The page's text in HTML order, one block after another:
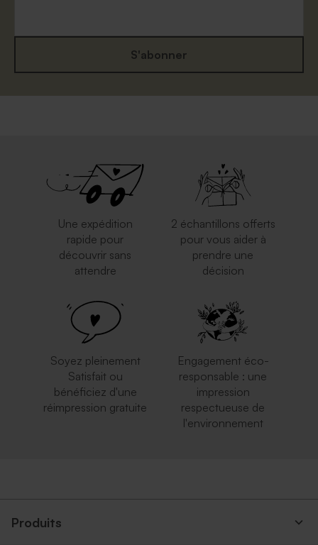
S'abonner
Une expédition
rapide pour
découvrir sans
attendre
2 échantillons offerts
pour vous aider à
prendre une
décision
Soyez pleinement
Satisfait ou
bénéficiez d'une
réimpression gratuite
Engagement éco-
responsable : une
impression
respectueuse de
l'environnement
Produits